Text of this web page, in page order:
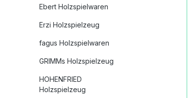
Ebert Holzspielwaren
Erzi Holzspielzeug
fagus Holzspielwaren
GRIMMs Holzspielzeug
HOHENFRIED
Holzspielzeug